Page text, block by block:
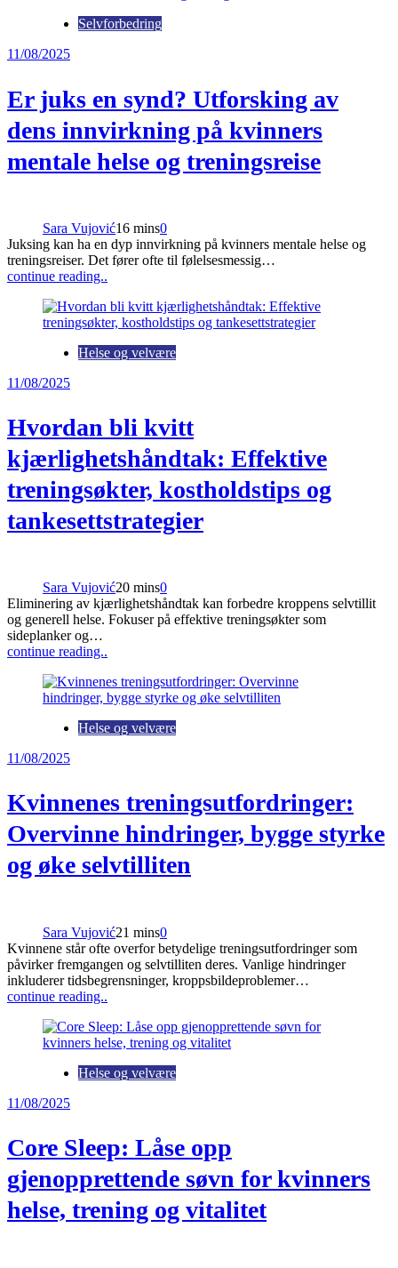
Selvforbedring
11/08/2025
Er juks en synd? Utforsking av
dens innvirkning på kvinners
mentale helse og treningsreise
Sara Vujović16 mins0
Juksing kan ha en dyp innvirkning på kvinners mentale helse og
treningsreiser. Det fører ofte til følelsesmessig…
continue reading..
Helse og velvære
11/08/2025
Hvordan bli kvitt
kjærlighetshåndtak: Effektive
treningsøkter, kostholdstips og
tankesettstrategier
Sara Vujović20 mins0
Eliminering av kjærlighetshåndtak kan forbedre kroppens selvtillit
og generell helse. Fokuser på effektive treningsøkter som
sideplanker og…
continue reading..
Helse og velvære
11/08/2025
Kvinnenes treningsutfordringer:
Overvinne hindringer, bygge styrke
og øke selvtilliten
Sara Vujović21 mins0
Kvinnene står ofte overfor betydelige treningsutfordringer som
påvirker fremgangen og selvtilliten deres. Vanlige hindringer
inkluderer tidsbegrensninger, kroppsbildeproblemer…
continue reading..
Helse og velvære
11/08/2025
Core Sleep: Låse opp
gjenopprettende søvn for kvinners
helse, trening og vitalitet